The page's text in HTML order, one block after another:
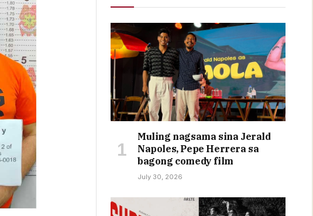
Muling nagsama sina Jerald
Napoles, Pepe Herrera sa
bagong comedy film
July 30, 2026